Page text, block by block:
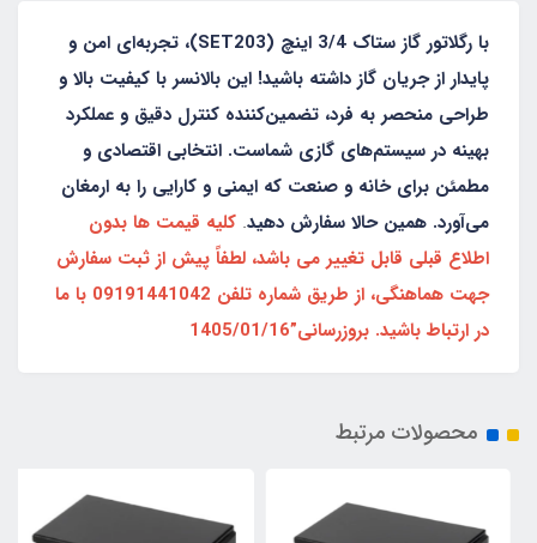
با رگلاتور گاز ستاک 3/4 اینچ (SET203)، تجربه‌ای امن و
پایدار از جریان گاز داشته باشید! این بالانسر با کیفیت بالا و
طراحی منحصر به فرد، تضمین‌کننده کنترل دقیق و عملکرد
بهینه در سیستم‌های گازی شماست. انتخابی اقتصادی و
مطمئن برای خانه و صنعت که ایمنی و کارایی را به ارمغان
می‌آورد. همین حالا سفارش دهید. کلیه قیمت ها بدون
اطلاع قبلی قابل تغییر می باشد، لطفاً پیش از ثبت سفارش
جهت هماهنگی، از طریق شماره تلفن 09191441042 با ما
در ارتباط باشید. بروزرسانی”1405/01/16
محصولات مرتبط